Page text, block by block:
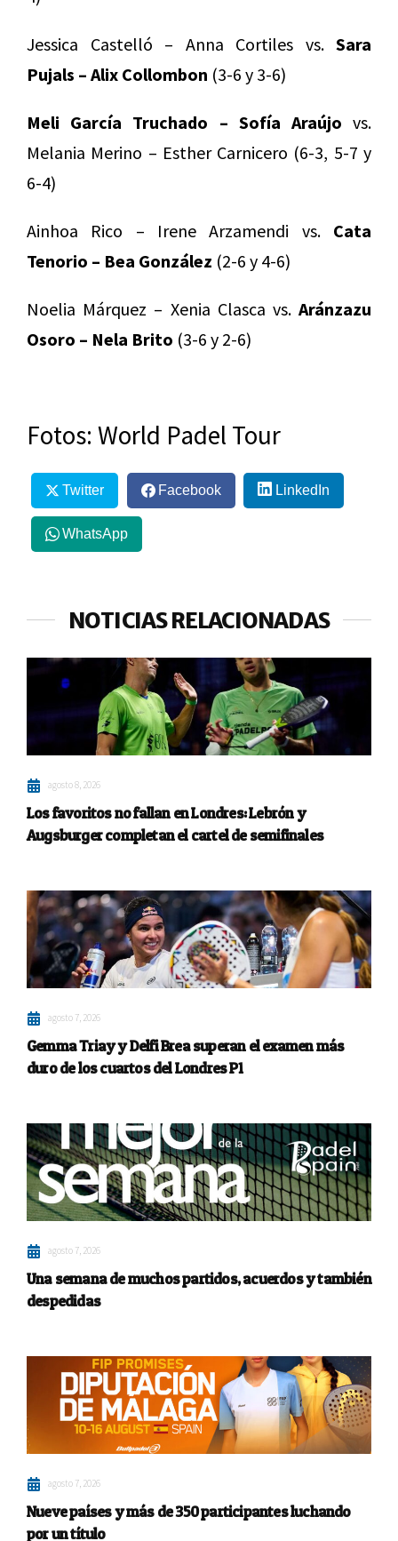
Jessica Castelló – Anna Cortiles vs. Sara
Pujals – Alix Collombon (3-6 y 3-6)
Meli García Truchado – Sofía Araújo vs.
Melania Merino – Esther Carnicero (6-3, 5-7 y
6-4)
Ainhoa Rico – Irene Arzamendi vs. Cata
Tenorio – Bea González (2-6 y 4-6)
Noelia Márquez – Xenia Clasca vs.Aránzazu
Osoro – Nela Brito (3-6 y 2-6)
Fotos: World Padel Tour
Twitter Facebook LinkedIn
WhatsApp
NOTICIAS RELACIONADAS
agosto 8, 2026
Los favoritos no fallan en Londres: Lebrón y
Augsburger completan el cartel de semifinales
agosto 7, 2026
Gemma Triay y Delfi Brea superan el examen más
duro de los cuartos del Londres P1
agosto 7, 2026
Una semana de muchos partidos, acuerdos y también
despedidas
agosto 7, 2026
Nueve países y más de 350 participantes luchando
por un título